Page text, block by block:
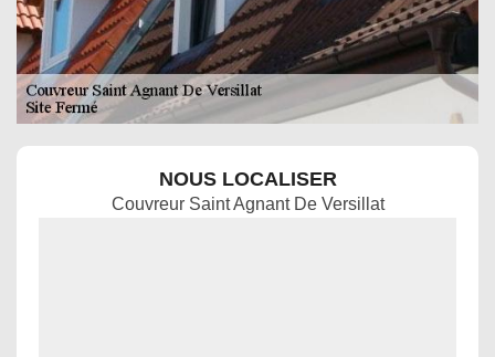
NOUS LOCALISER
Couvreur Saint Agnant De Versillat